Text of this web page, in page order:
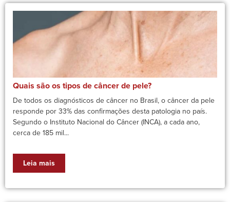
Quais são os tipos de câncer de pele?
De todos os diagnósticos de câncer no Brasil, o câncer da pele
responde por 33% das confirmações desta patologia no país.
Segundo o Instituto Nacional do Câncer (INCA), a cada ano,
cerca de 185 mil...
Leia mais